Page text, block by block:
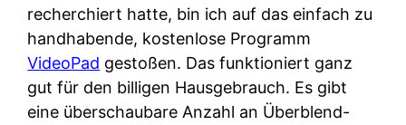
recherchiert hatte, bin ich auf das einfach zu
handhabende, kostenlose Programm
VideoPad gestoßen. Das funktioniert ganz
gut für den billigen Hausgebrauch. Es gibt
eine überschaubare Anzahl an Überblend-